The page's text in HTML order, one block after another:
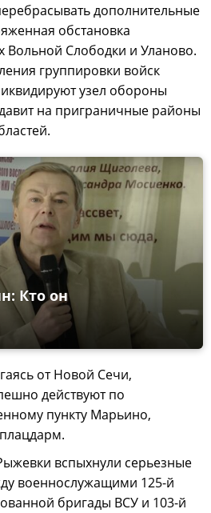
дополнительные
обстановка
Вольной Слободки и Уланово.
группировки войск
узел обороны
на приграничные районы
Кто он
от Новой Сечи,
действуют по
пункту Марьино,
вспыхнули серьезные
военнослужащими 125-й
бригады ВСУ и 103-й